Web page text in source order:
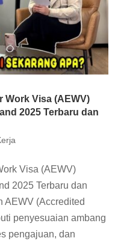
Work Visa (AEWV)
2025 Terbaru dan
Visa (AEWV)
2025 Terbaru dan
AEWV (Accredited
penyesuaian ambang
pengajuan, dan